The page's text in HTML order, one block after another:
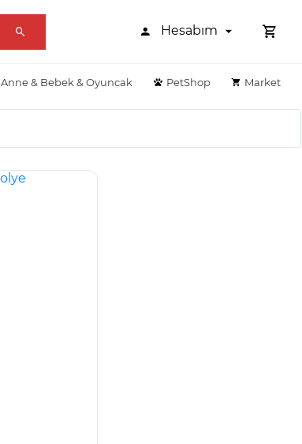
Hesabım
Anne & Bebek & Oyuncak PetShop Market